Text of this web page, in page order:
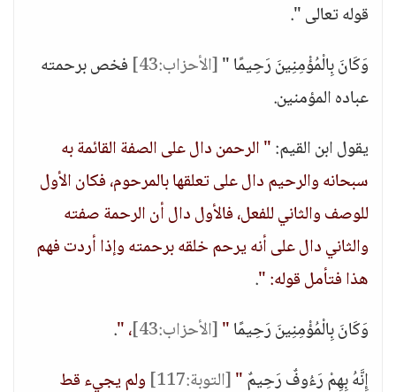
قوله تعالى ".
وَكَانَ بِالْمُؤْمِنِينَ رَحِيمًا "[الأحزاب:43]
فخص برحمته
عباده المؤمنين.
يقول ابن القيم:" الرحمن دال على الصفة القائمة به
سبحانه والرحيم دال على تعلقها بالمرحوم، فكان الأول
للوصف والثاني للفعل، فالأول دال أن الرحمة صفته
والثاني دال على أنه يرحم خلقه برحمته وإذا أردت فهم
هذا فتأمل قوله: ".
وَكَانَ بِالْمُؤْمِنِينَ رَحِيمًا"[الأحزاب:43] ، ".
إِنَّهُ بِهِمْ رَءُوفٌ رَحِيمٌ"[التوبة:117]
ولم يجيء قط